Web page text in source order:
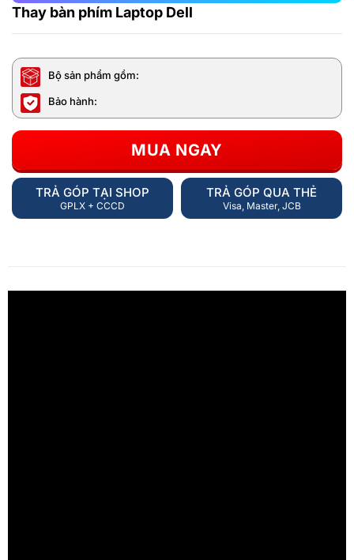
Thay bàn phím Laptop Dell
Bộ sản phẩm gồm:
Bảo hành:
MUA NGAY
TRẢ GÓP TẠI SHOP
GPLX + CCCD
TRẢ GÓP QUA THẺ
Visa, Master, JCB